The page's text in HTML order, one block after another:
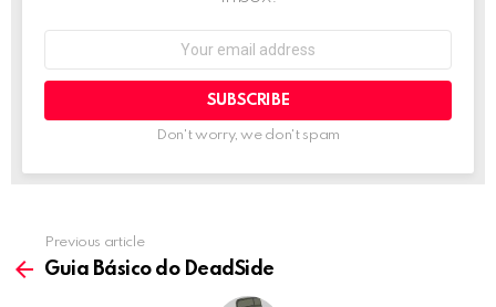
Don't worry, we don't spam
more
Previous article
Guia Básico do DeadSide